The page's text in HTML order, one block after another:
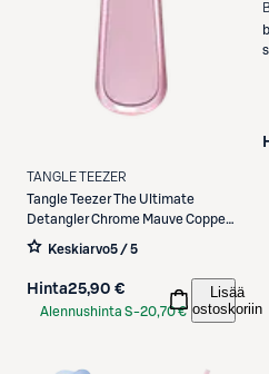
TANGLE TEEZER
Tangle Teezer The Ultimate
Detangler Chrome Mauve Copper
-varrellinen selvitysharja
Keskiarvo5 / 5
Hinta25,90 €
Alennushinta S-20,70 €
Lisää
ostoskoriin